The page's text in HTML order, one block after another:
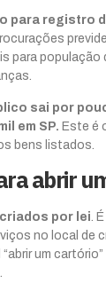
para registro
para população
sai por
em SP. Este é
bens listados.
abrir
por lei.
no local de
um